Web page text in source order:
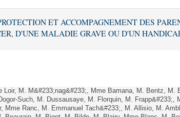
ET ACCOMPAGNEMENT DES
D'UNE MALADIE GRAVE OU D'UN
Loir, M. M&#233;nag&#233;, Mme Bamana, M. Bentz, M.
Such, M. Dussausaye, M. Florquin, M. Frapp&#233;,
Mme Ranc, M. Emmanuel Tach&#233;, M. Allisio, M.